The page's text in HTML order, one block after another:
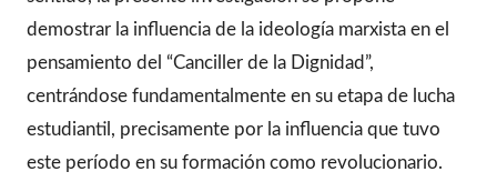
demostrar la influencia de la ideología marxista en el
pensamiento del “Canciller de la Dignidad”,
centrándose fundamentalmente en su etapa de lucha
estudiantil, precisamente por la influencia que tuvo
este período en su formación como revolucionario.